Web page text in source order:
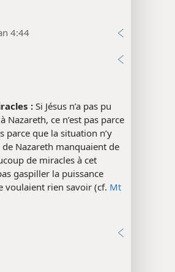
4:44
:Si Jésus n’a pas pu
ce n’est pas parce
parce que la situation n’y
Nazareth manquaient de
de miracles à cet
gaspiller la puissance
voulaient rien savoir (cf. Mt